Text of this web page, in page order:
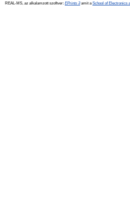
REAL-MS, az alkalamzott szoftver: EPrints 3amit a School of Electronics